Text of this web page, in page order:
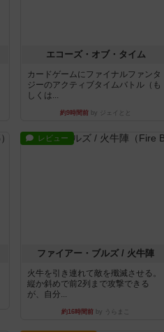
エコーズ・オブ・タイム
カードゲームにファイナルファンタ
ジーのアクティブタイムバトル（も
しくは...
約9時間前 by ジェイとと
レビュー
ファイアー・ブルズ / 火牛陣
火牛を引き連れて敵を殲滅させる。
縦か斜めで前2列まで攻撃できる
が、自分...
約16時間前 by うらまこ